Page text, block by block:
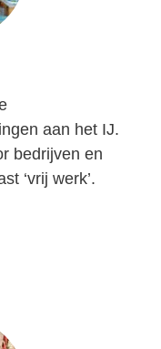
aan het IJ.
bedrijven en
‘vrij werk’.